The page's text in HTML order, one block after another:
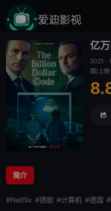
亿
2021 ·
国)上映
很差
较
简介
#Netflix #德剧 #计算机 #德国